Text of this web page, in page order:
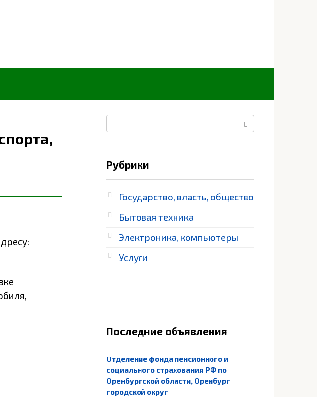
Рубрики
Государство, власть, общество
Бытовая техника
Электроника, компьютеры
Услуги
Последние объявления
Отделение фонда пенсионного и
социального страхования РФ по
Оренбургской области, Оренбург
городской округ